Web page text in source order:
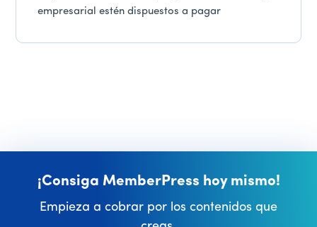
empresarial estén dispuestos a pagar
¡Consiga MemberPress hoy mismo!
Empieza a cobrar por los contenidos que